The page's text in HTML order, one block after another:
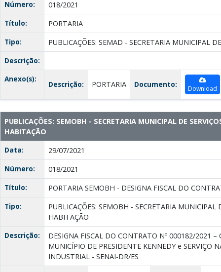
Número:
018/2021
Título:
PORTARIA
Tipo:
PUBLICAÇÕES: SEMAD - SECRETARIA MUNICIPAL
Descrição:
Anexo(s):
Descrição: PORTARIA Documento: Download
PUBLICAÇÕES: SEMOBH - SECRETARIA MUNICIPAL DE
HABITAÇÃO
Data:
29/07/2021
Número:
018/2021
Título:
PORTARIA SEMOBH - DESIGNA FISCAL DO
Tipo:
PUBLICAÇÕES: SEMOBH - SECRETARIA MUNICIPAL
HABITAÇÃO
Descrição:
DESIGNA FISCAL DO CONTRATO Nº 000182/2021 –
MUNICÍPIO DE PRESIDENTE KENNEDY e SERVIÇO
INDUSTRIAL - SENAI-DR/ES